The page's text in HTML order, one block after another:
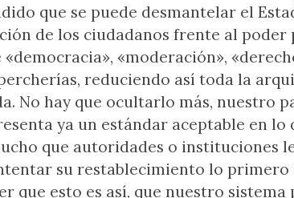
que se puede desmantelar el
de los ciudadanos frente al poder
«moderación»,
reduciendo así toda la
No hay que ocultarlo más, nuestro
ya un estándar aceptable en lo
que autoridades o instituciones
su restablecimiento lo primero
que esto es así, que nuestro